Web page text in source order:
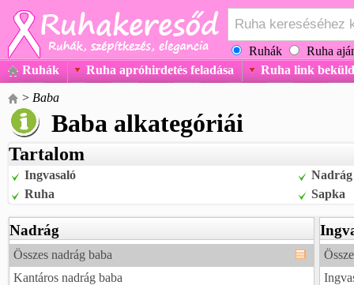
Ruhák
Ruha
Ruhák
Ruha apróhirdetés feladása Ruha link
> Baba
Baba alkategóriái
Tartalom
Ingvasaló
Nadrág
Ruha
Sapka
Nadrág
Összes nadrág baba
Kantáros nadrág baba